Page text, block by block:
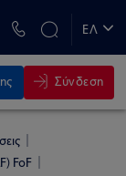
ΕΛ
Σύνδεση
FoF